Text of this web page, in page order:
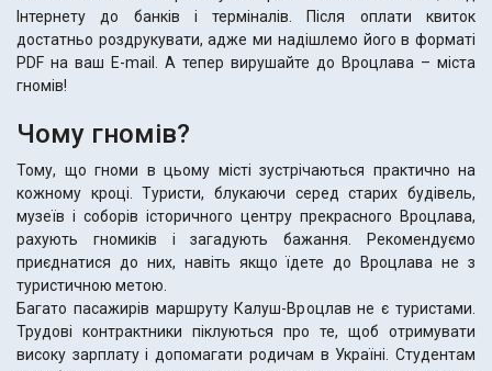
Інтернету до банків і терміналів. Після оплати квиток
достатньо роздрукувати, адже ми надішлемо його в форматі
PDF на ваш E-mail. А тепер вирушайте до Вроцлава – міста
гномів!
Чому гномів?
Тому, що гноми в цьому місті зустрічаються практично на
кожному кроці. Туристи, блукаючи серед старих будівель,
музеїв і соборів історичного центру прекрасного Вроцлава,
рахують гномиків і загадують бажання. Рекомендуємо
приєднатися до них, навіть якщо їдете до Вроцлава не з
туристичною метою.
Багато пасажирів маршруту Калуш-Вроцлав не є туристами.
Трудові контрактники піклуються про те, щоб отримувати
високу зарплату і допомагати родичам в Україні. Студентам